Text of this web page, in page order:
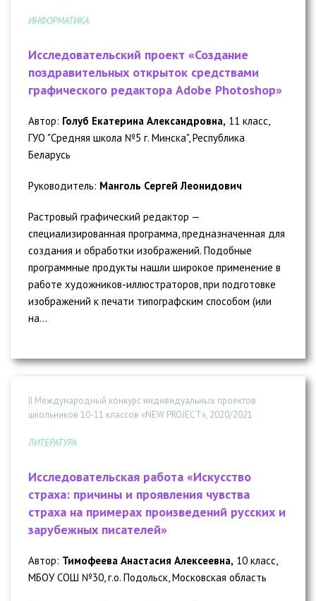
ИНФОРМАТИКА
Исследовательский проект «Создание
поздравительных открыток средствами
графического редактора Adobe Photoshop»
Автор: Голуб Екатерина Александровна, 11 класс,
ГУО "Средняя школа №5 г. Минска", Республика
Беларусь
Руководитель: Манголь Сергей Леонидович
Растровый графический редактор —
специализированная программа, предназначенная для
создания и обработки изображений. Подобные
программные продукты нашли широкое применение в
работе художников-иллюстраторов, при подготовке
изображений к печати типографским способом (или
на...
II Международный конкурс индивидуальных проектов
школьников 10-11 классов «NEW PROJECT», 2020/2021
ЛИТЕРАТУРА
Исследовательская работа «Искусство
страха: причины и проявления чувства
страха на примерах произведений русских и
зарубежных писателей»
Автор: Тимофеева Анастасия Алексеевна, 10 класс,
МБОУ СОШ №30, г.о. Подольск, Московская область